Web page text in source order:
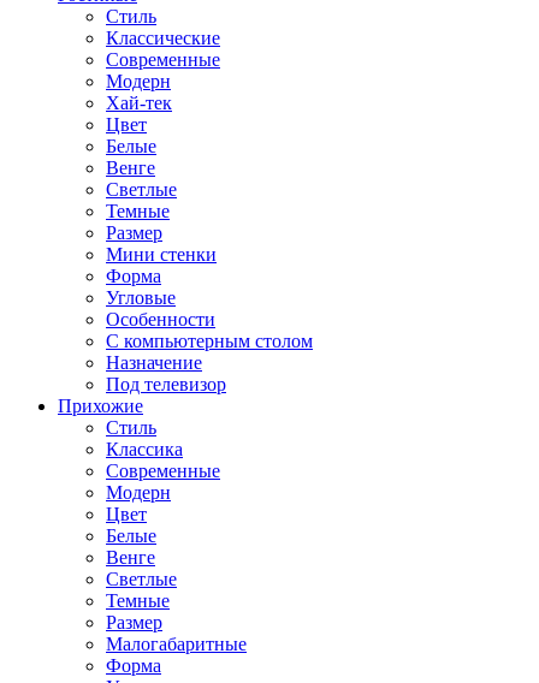
Стиль
Классические
Современные
Модерн
Хай-тек
Цвет
Белые
Венге
Светлые
Темные
Размер
Мини стенки
Форма
Угловые
Особенности
С компьютерным столом
Назначение
Под телевизор
Прихожие
Стиль
Классика
Современные
Модерн
Цвет
Белые
Венге
Светлые
Темные
Размер
Малогабаритные
Форма